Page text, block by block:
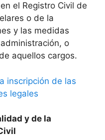
el Registro Civil de
o de la
y las medidas
o
aquellos cargos.
inscripción de las
legales
y de la